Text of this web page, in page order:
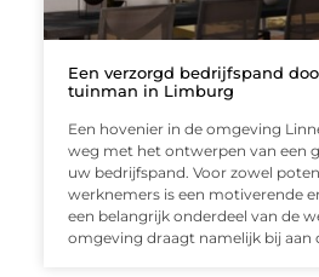
Een verzorgd bedrijfspand
tuinman in Limburg
Een hovenier in de omgeving
weg met het ontwerpen van een
uw bedrijfspand. Voor zowel
werknemers is een motiverende
een belangrijk onderdeel van de
omgeving draagt namelijk bij